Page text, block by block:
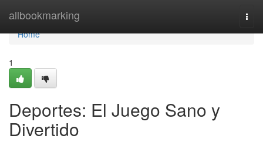
allbookmarking
Home
Home
1
Deportes: El Juego Sano y
Divertido